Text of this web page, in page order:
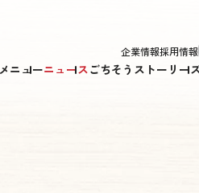
ニューニュースごちそうストーリー
企業情報採用情報